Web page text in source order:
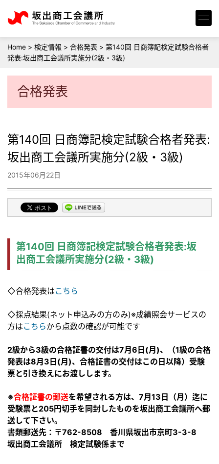
Home > 検定情報 > 合格発表 > 第140回 日商簿記検定試験合格者
発表:坂出商工会議所実施分(2級・3級)
合格発表
第140回 日商簿記検定試験合格者発表:
坂出商工会議所実施分(2級・3級)
2015年06月22日
第140回 日商簿記検定試験合格者発表:坂
出商工会議所実施分(2級・3級)
◇合格発表はこちら
◇採点結果(ネット申込みの方のみ)※成績照会サービスの
方はこちらから点数の確認が可能です
2級から3級の合格証書の交付は7月6日(月)、（1級の合格
発表は8月3日(月)、合格証書の交付はこの日以降）受験
票と引き換えにお渡しします。
※合格証書の郵送を希望される方は、7月13日（月）迄に
受験票と205円切手を同封したものを坂出商工会議所へ郵
送して下さい。
書類郵送先：〒762-8508 香川県坂出市京町3-3-8
坂出商工会議所 検定試験係まで